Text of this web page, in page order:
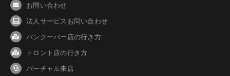
お問い合わせ
法人サービスお問い合わせ
バンクーバー 店の行き方
トロント店の行き方
バーチャル来店